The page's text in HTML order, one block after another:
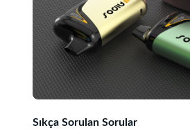
Sıkça Sorulan Sorular